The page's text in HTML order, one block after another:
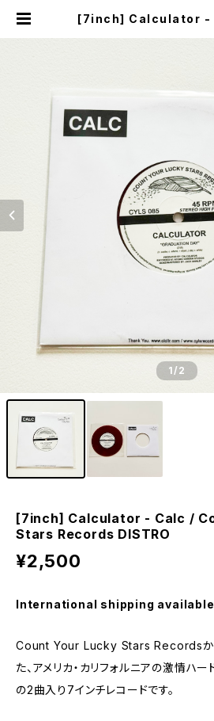
[7inch] Calculator -
1/2
[7inch] Calculator - Calc /
Stars Records DISTRO
¥2,500
International shipping available
Count Your Lucky Stars Recordsか
た、アメリカ・カリフォルニアの激情ハ
の2曲入り7インチレコードです。